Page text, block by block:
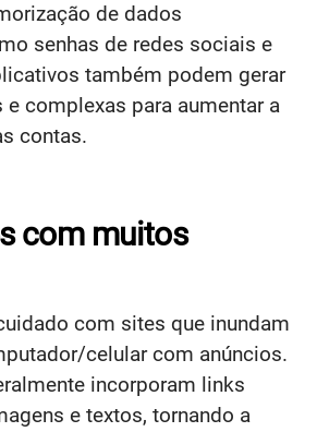
de dados
senhas de redes sociais e
também podem gerar
e complexas para aumentar a
contas.
com muitos
com sites que inundam
celular com anúncios.
incorporam links
e textos, tornando a